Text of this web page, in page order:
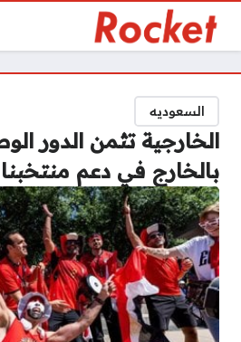
السعوديه
الخارجية تثمن الدور
بالخارج في دعم